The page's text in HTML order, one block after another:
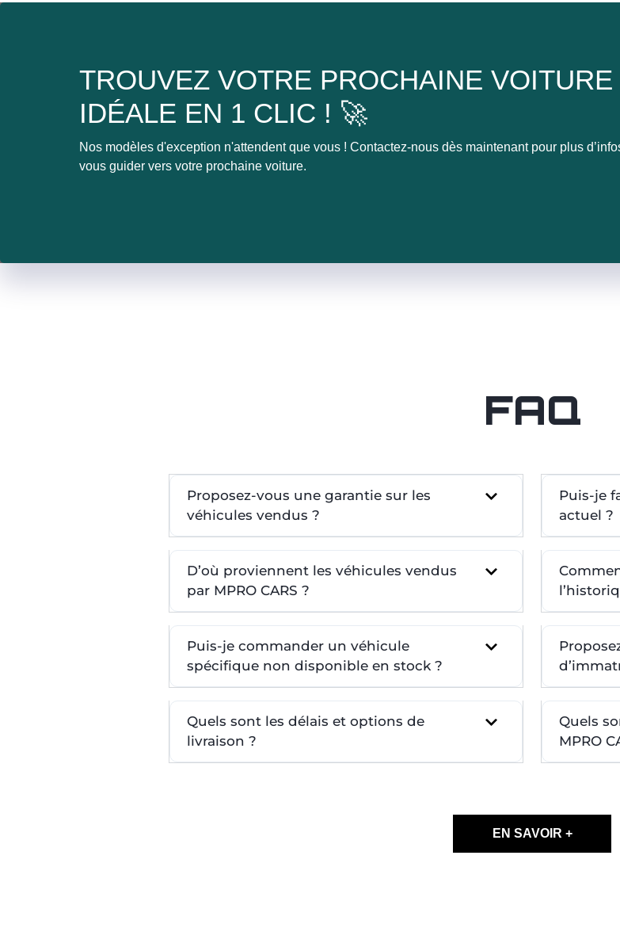
TROUVEZ VOTRE PROCHAINE VOITURE
IDÉALE EN 1 CLIC ! 🚀
Nos modèles d'exception n'attendent que vous ! Contactez-nous dès maintenant pour plus
vous guider vers votre prochaine voiture.
FAQ
Proposez-vous une garantie sur les
véhicules vendus ?
D’où proviennent les véhicules vendus
par MPRO CARS ?
Puis-je commander un véhicule
spécifique non disponible en stock ?
Quels sont les délais et options de
livraison ?
Puis-je
actuel ?
Quels
MPRO
EN SAVOIR +